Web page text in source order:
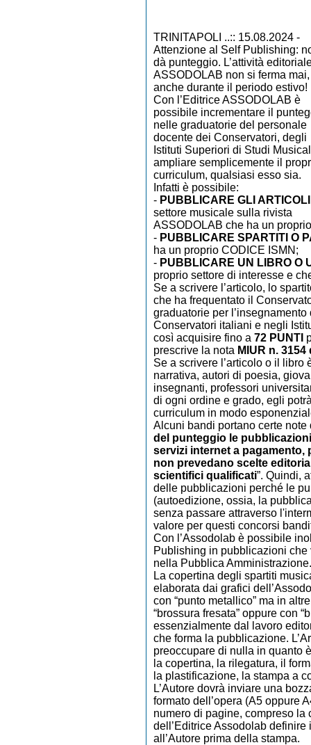
TRINITAPOLI ..:: 15.08.2024 -
Attenzione al Self Publishing:
dà punteggio. L’attività
ASSODOLAB non si ferma mai,
anche durante il periodo estivo!
Con l’Editrice ASSODOLAB è
possibile incrementare il
nelle graduatorie del personale
docente dei Conservatori, degli
Istituti Superiori di Studi
ampliare semplicemente il
curriculum, qualsiasi esso sia.
Infatti è possibile:
- PUBBLICARE GLI
settore musicale sulla rivista
ASSODOLAB che ha un
- PUBBLICARE SPARTITI O
ha un proprio CODICE ISMN;
- PUBBLICARE UN LIBRO O
proprio settore di interesse e
Se a scrivere l’articolo, lo
che ha frequentato il
graduatorie per
Conservatori italiani e negli
così acquisire fino a 72 PUNTI
prescrive la nota MIUR n.
Se a scrivere l’articolo o il
narrativa, autori di poesia,
insegnanti, professori
di ogni ordine e grado, egli
curriculum in modo
Alcuni bandi portano certe note
del punteggio le
servizi internet a pagamento,
non prevedano scelte
scientifici qualificati”. Quindi,
delle pubblicazioni perché le
(autoedizione, ossia, la
senza passare attraverso
valore per questi concorsi
Con l’Assodolab è possibile
Publishing in pubblicazioni
nella Pubblica Amministrazione.
La copertina degli spartiti
elaborata dai grafici
con “punto metallico” ma in
“brossura fresata” oppure con
essenzialmente dal lavoro
che forma la pubblicazione.
preoccupare di nulla in quanto
la copertina, la rilegatura, il
la plastificazione, la stampa a
L’Autore dovrà inviare una
formato dell’opera (A5 oppure
numero di pagine, compreso la
dell’Editrice Assodolab
all’Autore prima della stampa.